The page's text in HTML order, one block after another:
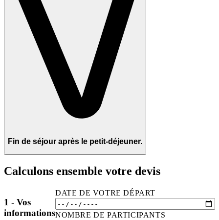
Fin de séjour après le petit-déjeuner.
Calculons ensemble votre devis
1 - Vos
informations
DATE DE VOTRE DÉPART
NOMBRE DE PARTICIPANTS